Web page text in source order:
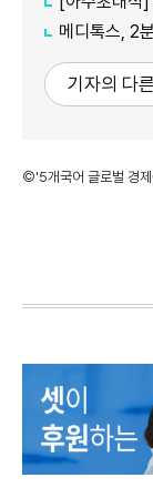
메디톡스, 2분
기자의 다
©'5개국어 글로벌 경제